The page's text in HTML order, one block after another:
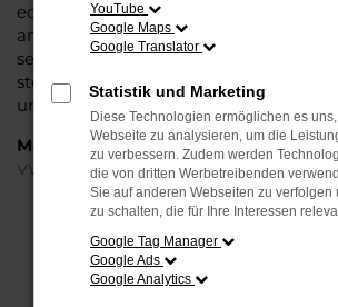
echter Neuwagen, der für einen Tag in
anderswo zugelassen wurde. Dabei
selbst, dass der Kilometerstand bei
steht und Sie nach dem Kauf die erste
unternehmen können.
Marken
VW
FEHLER: NETWORK
Beim Laden ist ein Fehler aufgetreten.
YouTube
Google Maps
Google Translator
Statistik und Marketing
Diese Technologien ermöglichen es
Webseite zu analysieren, um die
zu verbessern. Zudem werden
die von dritten Werbetreibenden
Sie auf anderen Webseiten zu verfolgen
zu schalten, die für Ihre Interessen
Google Tag Manager
Google Ads
Google Analytics